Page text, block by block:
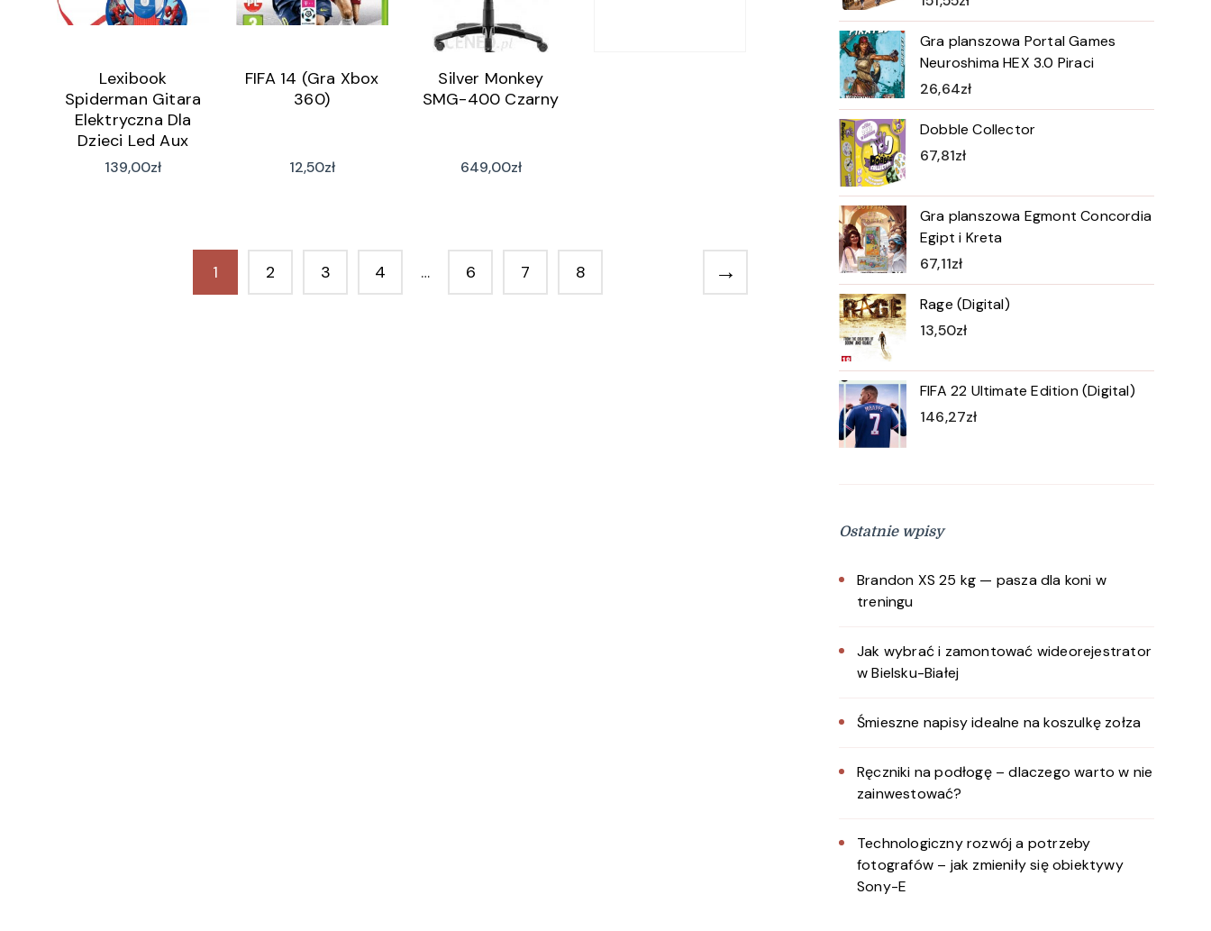
Lexibook
Spiderman Gitara
Elektryczna Dla
Dzieci Led Aux
139,00zł
FIFA 14 (Gra Xbox
360)
12,50zł
Silver Monkey
SMG-400 Czarny
649,00zł
1 2 3 4 … 6 7 8 →
Gra planszowa Portal Games
Neuroshima HEX 3.0 Piraci
26,64zł
Dobble Collector
67,81zł
Gra planszowa Egmont Concordia
Egipt i Kreta
67,11zł
Rage (Digital)
13,50zł
FIFA 22 Ultimate Edition (Digital)
146,27zł
Ostatnie wpisy
Brandon XS 25 kg — pasza dla koni w
treningu
Jak wybrać i zamontować wideorejestrator
w Bielsku-Białej
Śmieszne napisy idealne na koszulkę zołza
Ręczniki na podłogę – dlaczego warto w nie
zainwestować?
Technologiczny rozwój a potrzeby
fotografów – jak zmieniły się obiektywy
Sony-E